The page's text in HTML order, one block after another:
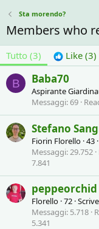
Sta morendo?
Members who
Tutto (3) Like (3)
B Baba70
Aspirante
Messaggi 69
Stefano
Fiorin Florello ·43 ·
Messaggi 29.752
7.841
peppeorchid
Florello ·72 ·
Messaggi 5.718
5.341